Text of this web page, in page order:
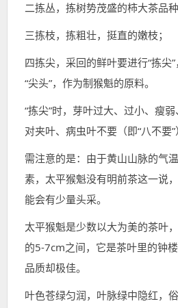
二拣丛，拣树势茂盛的柿大茶品种
三拣枝，拣粗壮，挺直的嫩枝；
四拣尖，采回的鲜叶要进行“拣尖
“尖头”，作为制猴魁的原料。
“拣尖”时，芽叶过大、过小、瘦弱
对夹叶、病虫叶不要（即“八不要”
需注意的是：由于黄山山脉的气
素，太平猴魁没有明前茶这一说
能会有少量头采。
太平猴魁是少数以大为美的茶叶
的5-7cm之间，它是茶叶里的钟
品质却极佳。
叶色苍绿匀润，叶脉绿中隐红，